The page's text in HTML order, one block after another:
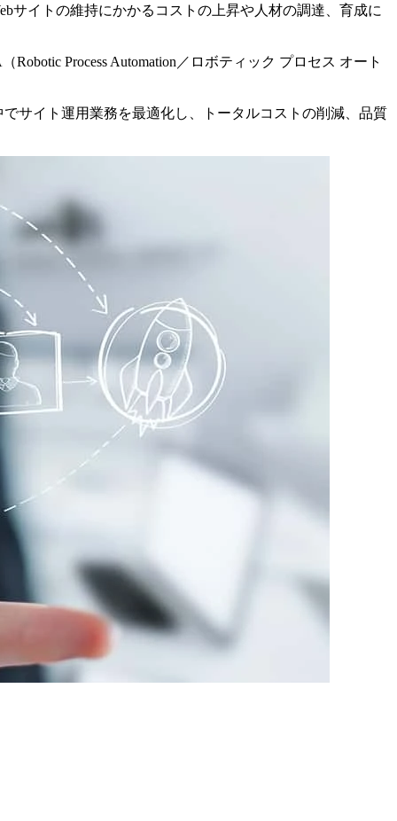
サイトの維持にかかるコストの上昇や人材の調達、育成に
Process Automation／ロボティック プロセス オート
サイト運用業務を最適化し、トータルコストの削減、品質